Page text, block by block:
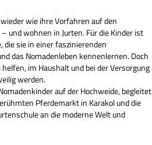
wie ihre Vorfahren auf den
und wohnen in Jurten. Für die Kinder ist
die sie in einer faszinierenden
das Nomadenleben kennenlernen. Doch
im Haushalt und bei derVersorgung
werden.
auf der Hochweide, begleitet
Pferdemarkt in Karakol und die
an diemoderne Welt und